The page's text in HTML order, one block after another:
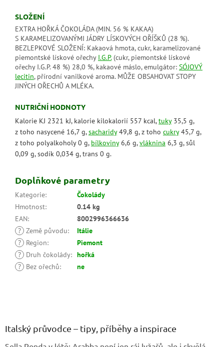
SLOŽENÍ
EXTRA HOŘKÁ ČOKOLÁDA (MIN. 56 % KAKAA)
S KARAMELIZOVANÝMI JÁDRY LÍSKOVÝCH OŘÍŠKŮ (28 %).
BEZLEPKOVÉ SLOŽENÍ: Kakaová hmota, cukr, karamelizované
piemontské lískové ořechy I.G.P.(cukr, piemontské lískové
ořechy I.G.P. 48 %) 28,0 %, kakaové máslo, emulgátor: SÓJOVÝ
lecitin, přírodní vanilkové aroma. MŮŽE OBSAHOVAT STOPY
JINÝCH OŘECHŮ A MLÉKA.
NUTRIČNÍ HODNOTY
Kalorie KJ 2321 kJ, kalorie kilokalorií 557 kcal,tuky35,5 g,
z toho nasycené 16,7 g,sacharidy49,8 g, z toho cukry45,7 g,
z toho polyalkoholy 0 g, bílkoviny6,6 g,vláknina 6,3 g, sůl
0,09 g, sodík 0,034 g, trans 0 g.
Doplňkové parametry
Kategorie:
Čokolády
Hmotnost:
0.14 kg
EAN:
8002996366636
? Země původu:
Itálie
?
Region:
Piemont
?
Druh čokolády: hořká
?
Bez ořechů: ne
Italský průvodce – tipy, příběhy a inspirace